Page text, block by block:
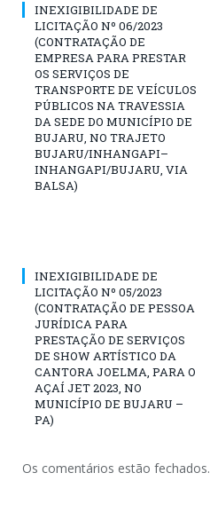
INEXIGIBILIDADE DE
LICITAÇÃO Nº 06/2023
(CONTRATAÇÃO DE
EMPRESA PARA PRESTAR
OS SERVIÇOS DE
TRANSPORTE DE VEÍCULOS
PÚBLICOS NA TRAVESSIA
DA SEDE DO MUNICÍPIO DE
BUJARU, NO TRAJETO
BUJARU/INHANGAPI–
INHANGAPI/BUJARU, VIA
BALSA)
INEXIGIBILIDADE DE
LICITAÇÃO Nº 05/2023
(CONTRATAÇÃO DE PESSOA
JURÍDICA PARA
PRESTAÇÃO DE SERVIÇOS
DE SHOW ARTÍSTICO DA
CANTORA JOELMA, PARA O
AÇAÍ JET 2023, NO
MUNICÍPIO DE BUJARU –
PA)
Os comentários estão fechados.